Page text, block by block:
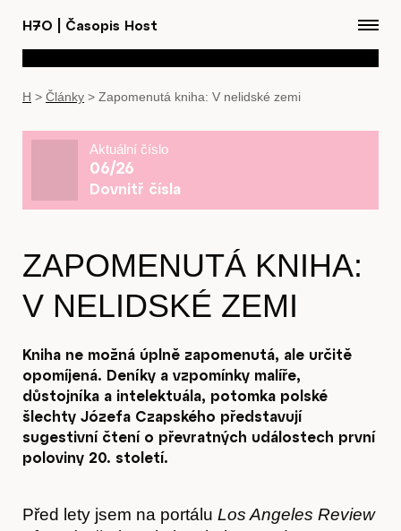
H7O Časopis Host
H > Články > Zapomenutá kniha: V nelidské zemi
Aktuální číslo
06/26
Dovnitř čísla
ZAPOMENUTÁ KNIHA:
V NELIDSKÉ ZEMI
Kniha ne možná úplně zapomenutá, ale určitě
opomíjená. Deníky a vzpomínky malíře,
důstojníka a intelektuála, potomka polské
šlechty Józefa Czapského představují
sugestivní čtení o převratných událostech první
poloviny 20. století.
Před lety jsem na portálu Los Angeles Review